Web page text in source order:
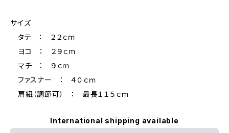
サイズ
タテ ： ２２ｃｍ
ヨコ ： ２９ｃｍ
マチ ： ９ｃｍ
ファスナー ： ４０ｃｍ
肩紐（調節可） ： 最長１１５ｃｍ
International shipping available